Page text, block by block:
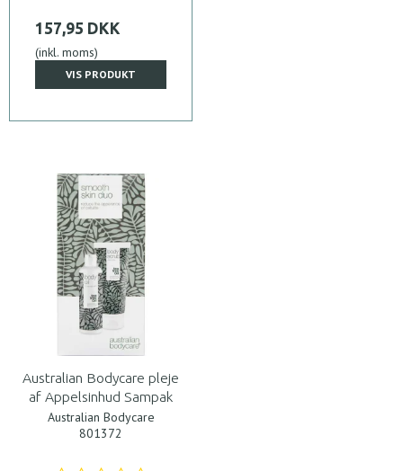
157,95 DKK
(inkl. moms)
VIS PRODUKT
Australian Bodycare pleje
af Appelsinhud Sampak
Australian Bodycare
801372